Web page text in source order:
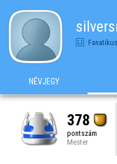
Fanatikus
NÉVJEGY
378
pontszám
Mester